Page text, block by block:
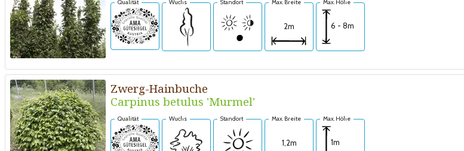
Qualität Wuchs Standort Max. Breite
2m
Max. Höhe
6 - 8m
Zwerg-Hainbuche
Carpinus betulus 'Murmel'
Qualität Wuchs Standort Max. Breite
1,2m
Max. Höhe
1m